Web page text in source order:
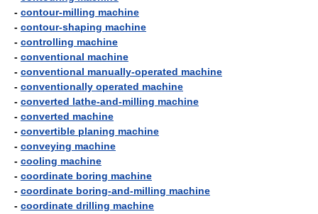
- contour-milling machine
- contour-shaping machine
- controlling machine
- conventional machine
- conventional manually-operated machine
- conventionally operated machine
- converted lathe-and-milling machine
- converted machine
- convertible planing machine
- conveying machine
- cooling machine
- coordinate boring machine
- coordinate boring-and-milling machine
- coordinate drilling machine